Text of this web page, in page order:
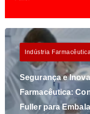
Indústria
Segurança e
Farmacêutica:
Fuller para